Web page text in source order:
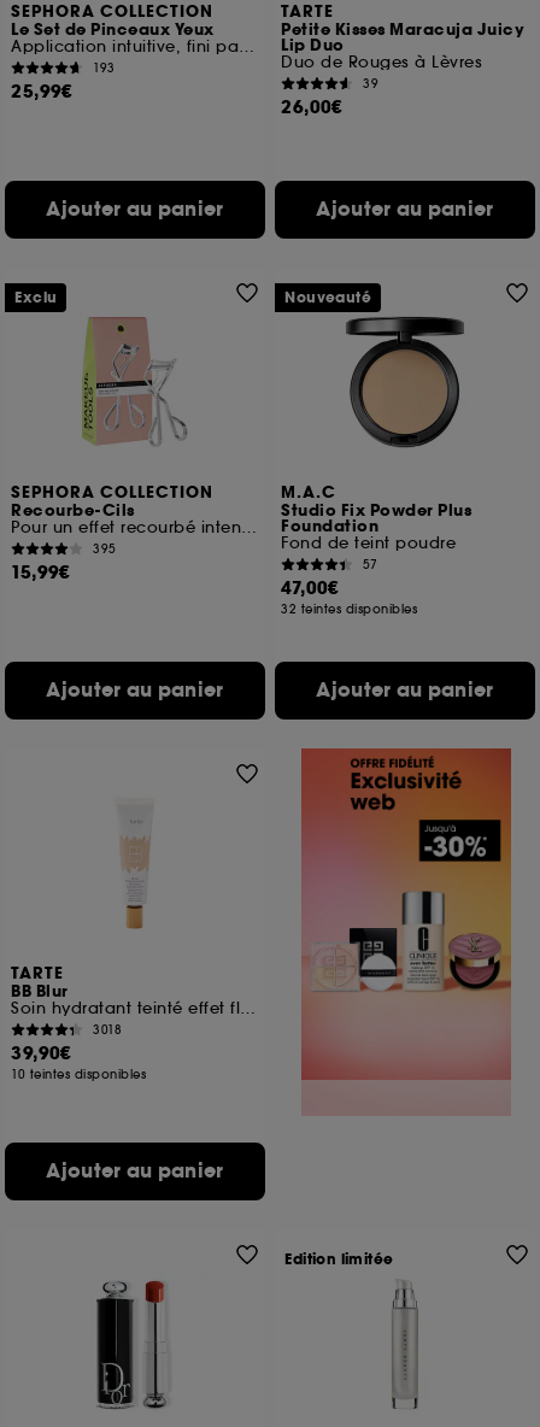
SEPHORA COLLECTION
Le Set de Pinceaux Yeux
Application intuitive, fini parfait
193
25,99€
Ajouter au panier
TARTE
Petite Kisses Maracuja Juicy
Lip Duo
Duo de Rouges à Lèvres
39
26,00€
Ajouter au panier
SEPHORA COLLECTION
Recourbe-Cils
Pour un effet recourbé intense
395
15,99€
Ajouter au panier
Exclu
M.A.C
Studio Fix Powder Plus
Foundation
Fond de teint poudre
57
47,00€
32 teintes disponibles
Ajouter au panier
Nouveauté
TARTE
BB Blur
Soin hydratant teinté effet floutant, fini mat naturel, SPF 30
3018
39,90€
10 teintes disponibles
Ajouter au panier
Edition limitée